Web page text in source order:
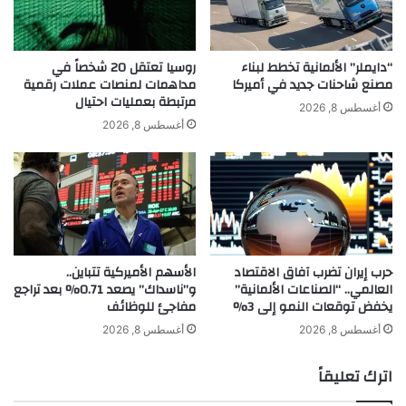
ي
و
ن
م
ش
ا
ة
ع
ب
ر
ا
ل
ي
و
ت
ي
ب
“دايملر” الألمانية تخطط لبناء
مصنع شاحنات جديد في أميركا
أغسطس 8, 2026
روسيا تعتقل 20 شخصاً في
مداهمات لمنصات عملات رقمية
مرتبطة بعمليات احتيال
أغسطس 8, 2026
حرب إيران تضرب آفاق الاقتصاد
العالمي.. “الصناعات الألمانية”
يخفض توقعات النمو إلى 3%
أغسطس 8, 2026
الأسهم الأميركية تتباين..
و”ناسداك” يصعد 0.71% بعد تراجع
مفاجئ للوظائف
أغسطس 8, 2026
اترك تعليقاً